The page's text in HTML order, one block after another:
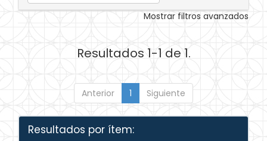
Mostrar filtros avanzados
Resultados 1-1 de 1.
Anterior 1 Siguiente
Resultados por ítem: